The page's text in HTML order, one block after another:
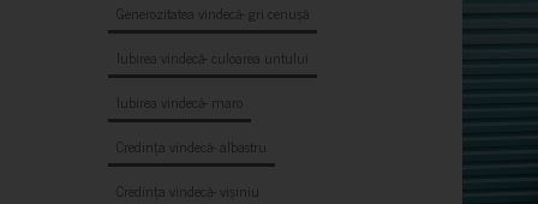
Generozitatea vindecă- gri cenușă
Iubirea vindecă- culoarea untului
Iubirea vindecă- maro
Credința vindecă- albastru
Credința vindecă- vișiniu